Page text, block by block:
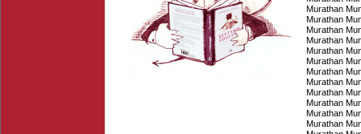
Murathan
Murathan
Murathan
Murathan
Murathan
Murathan
Murathan
Murathan
Murathan
Murathan
Murathan
Murathan